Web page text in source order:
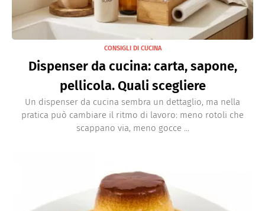
CONSIGLI DI CUCINA
Dispenser da cucina: carta, sapone,
pellicola. Quali scegliere
Un dispenser da cucina sembra un dettaglio, ma nella
pratica può cambiare il ritmo di lavoro: meno rotoli che
scappano via, meno gocce ...